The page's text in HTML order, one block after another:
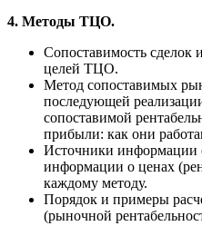
4. Методы ТЦО.
Сопоставимость сделок
целей ТЦО.
Метод сопоставимых
последующей
сопоставимой
прибыли: как они
Источники информации
информации о ценах
каждому методу.
Порядок и примеры
(рыночной